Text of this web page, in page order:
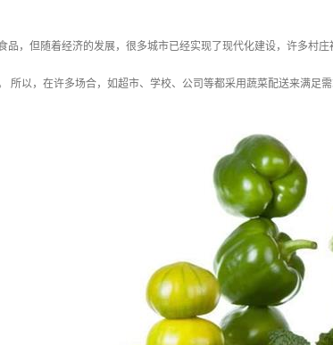
品，但随着经济的发展，很多城市已经实现了现代化建设，许多村
所以，在许多场合，如超市、学校、公司等都采用蔬菜配送来满足